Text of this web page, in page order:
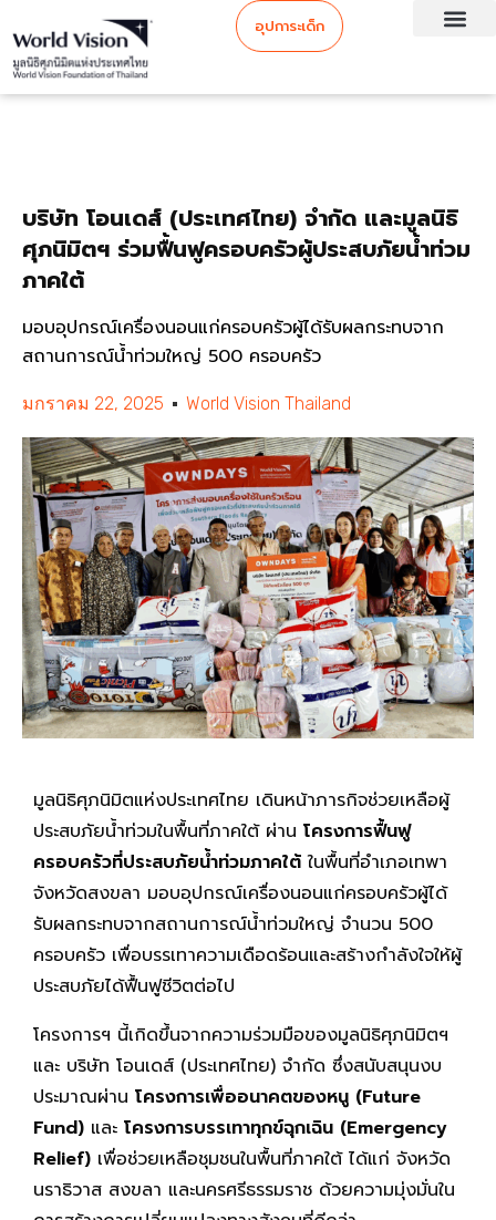
อุปการะเด็ก
บริษัท โอนเดส์ (ประเทศไทย) จำกัด และมูลนิธิ
ศุภนิมิตฯ ร่วมฟื้นฟูครอบครัวผู้ประสบภัยน้ำท่วม
ภาคใต้
มอบอุปกรณ์เครื่องนอนแก่ครอบครัวผู้ได้รับผลกระทบจาก
สถานการณ์น้ำท่วมใหญ่ 500 ครอบครัว
มกราคม 22, 2025 World Vision Thailand
มูลนิธิศุภนิมิตแห่งประเทศไทย เดินหน้าภารกิจช่วยเหลือผู้
ประสบภัยน้ำท่วมในพื้นที่ภาคใต้ ผ่าน โครงการฟื้นฟู
ครอบครัวที่ประสบภัยน้ำท่วมภาคใต้ ในพื้นที่อำเภอเทพา
จังหวัดสงขลา มอบอุปกรณ์เครื่องนอนแก่ครอบครัวผู้ได้
รับผลกระทบจากสถานการณ์น้ำท่วมใหญ่ จำนวน 500
ครอบครัว เพื่อบรรเทาความเดือดร้อนและสร้างกำลังใจให้ผู้
ประสบภัยได้ฟื้นฟูชีวิตต่อไป
โครงการฯ นี้เกิดขึ้นจากความร่วมมือของมูลนิธิศุภนิมิตฯ
และ บริษัท โอนเดส์ (ประเทศไทย) จำกัด ซึ่งสนับสนุนงบ
ประมาณผ่าน โครงการเพื่ออนาคตของหนู (Future
Fund) และ โครงการบรรเทาทุกข์ฉุกเฉิน (Emergency
Relief) เพื่อช่วยเหลือชุมชนในพื้นที่ภาคใต้ ได้แก่ จังหวัด
นราธิวาส สงขลา และนครศรีธรรมราช ด้วยความมุ่งมั่นใน